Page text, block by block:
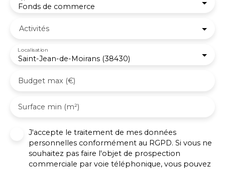
Fonds de commerce
Activités
Saint-Jean-de-Moirans (38430)
Localisation
Budget max (€)
Surface min (m²)
J'accepte le traitement de mes données
personnelles conformément au RGPD. Si vous ne
souhaitez pas faire l'objet de prospection
commerciale par voie téléphonique, vous pouvez